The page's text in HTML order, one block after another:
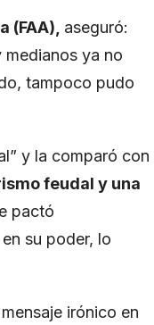
aseguró:
ya no
tampoco pudo
y la comparó con
feudal y una
pactó
su poder, lo
irónico en